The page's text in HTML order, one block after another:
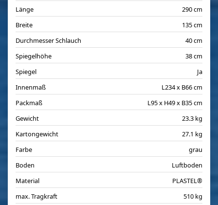
Länge
290 cm
Breite
135 cm
Durchmesser Schlauch
40 cm
Spiegelhöhe
38 cm
Spiegel
Ja
Innenmaß
L234 x B66 cm
Packmaß
L95 x H49 x B35 cm
Gewicht
23.3 kg
Kartongewicht
27.1 kg
Farbe
grau
Boden
Luftboden
Material
PLASTEL®
max. Tragkraft
510 kg